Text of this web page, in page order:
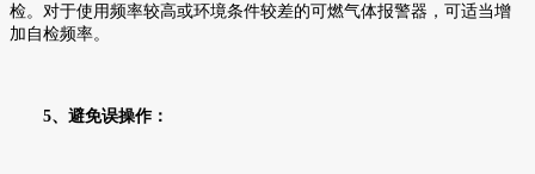
检。对于使用频率较高或环境条件较差的可燃气体报警器，可适当增
加自检频率。
5、避免误操作：